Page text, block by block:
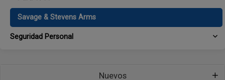
Savage & Stevens Arms
Seguridad Personal
Nuevos